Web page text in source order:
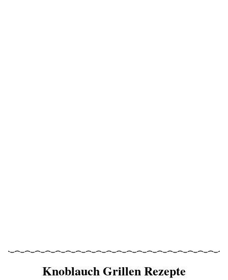
Knoblauch Grillen Rezepte